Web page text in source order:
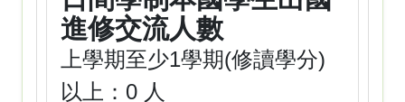
進修交流人數
上學期至少1學期(修讀學分)
以上：0 人